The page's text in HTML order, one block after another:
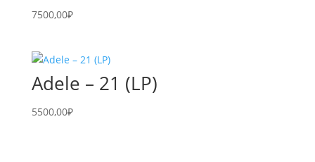
7500,00₽
Adele – 21 (LP)
5500,00₽